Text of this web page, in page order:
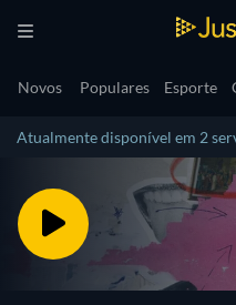
Novos Populares Esporte
Atualmente disponível em 2